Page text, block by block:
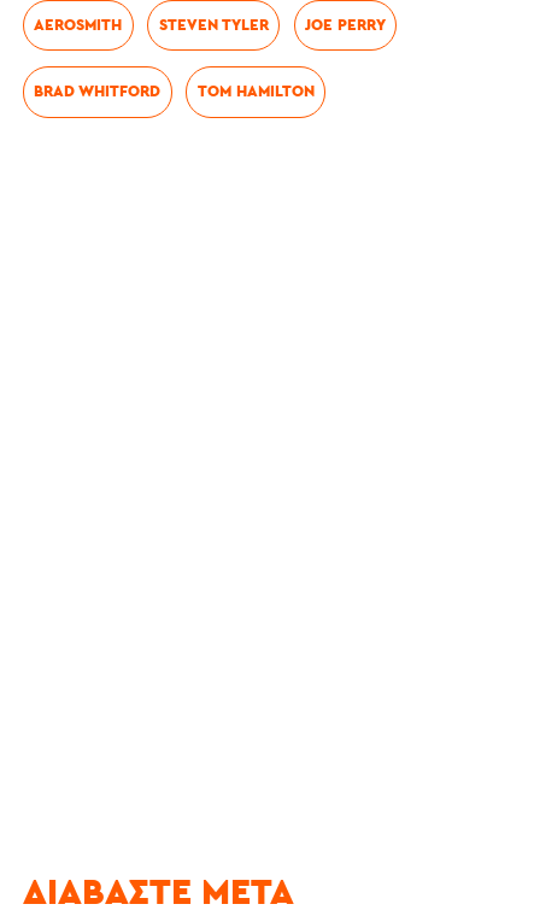
AEROSMITH STEVEN TYLER JOE PERRY
BRAD WHITFORD TOM HAMILTON
ΔΙΑΒΆΣΤΕ ΜΕΤΆ